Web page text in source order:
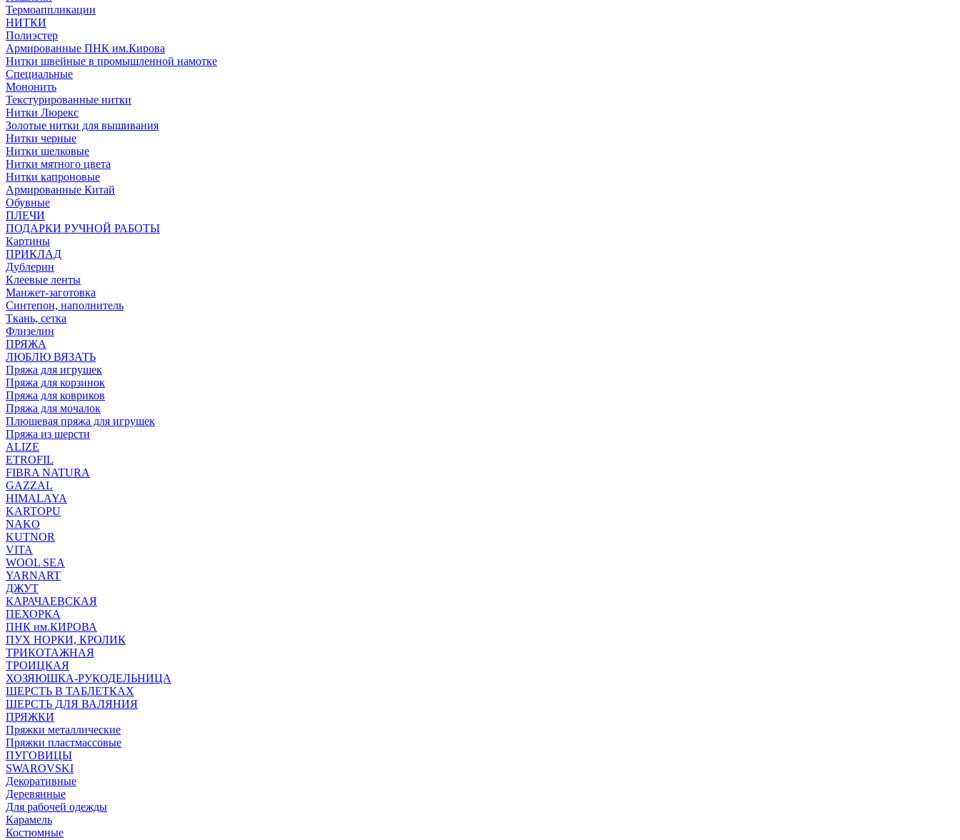
Термоаппликации
НИТКИ
Полиэстер
Армированные ПНК им.Кирова
Нитки швейные в промышленной намотке
Специальные
Мононить
Текстурированные нитки
Нитки Люрекс
Золотые нитки для вышивания
Нитки черные
Нитки шелковые
Нитки мятного цвета
Нитки капроновые
Армированные Китай
Обувные
ПЛЕЧИ
ПОДАРКИ РУЧНОЙ РАБОТЫ
Картины
ПРИКЛАД
Дублерин
Клеевые ленты
Манжет-заготовка
Синтепон, наполнитель
Ткань, сетка
Флизелин
ПРЯЖА
ЛЮБЛЮ ВЯЗАТЬ
Пряжа для игрушек
Пряжа для корзинок
Пряжа для ковриков
Пряжа для мочалок
Плюшевая пряжа для игрушек
Пряжа из шерсти
ALIZE
ETROFIL
FIBRA NATURA
GAZZAL
HIMALAYA
KARTOPU
NAKO
KUTNOR
VITA
WOOL SEA
YARNART
ДЖУТ
КАРАЧАЕВСКАЯ
ПЕХОРКА
ПНК им.КИРОВА
ПУХ НОРКИ, КРОЛИК
ТРИКОТАЖНАЯ
ТРОИЦКАЯ
ХОЗЯЮШКА-РУКОДЕЛЬНИЦА
ШЕРСТЬ В ТАБЛЕТКАХ
ШЕРСТЬ ДЛЯ ВАЛЯНИЯ
ПРЯЖКИ
Пряжки металлические
Пряжки пластмассовые
ПУГОВИЦЫ
SWAROVSKI
Декоративные
Деревянные
Для рабочей одежды
Карамель
Костюмные